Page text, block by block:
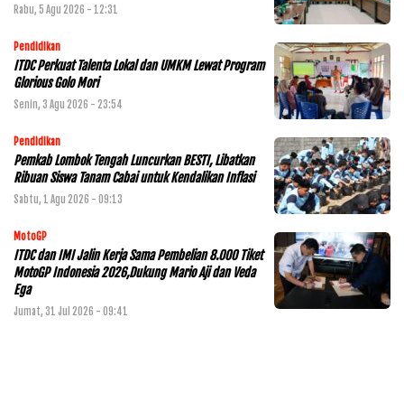
Rabu, 5 Agu 2026 - 12:31
Pendidikan
ITDC Perkuat Talenta Lokal dan UMKM Lewat Program
Glorious Golo Mori
Senin, 3 Agu 2026 - 23:54
Pendidikan
Pemkab Lombok Tengah Luncurkan BESTI, Libatkan
Ribuan Siswa Tanam Cabai untuk Kendalikan Inflasi
Sabtu, 1 Agu 2026 - 09:13
MotoGP
ITDC dan IMI Jalin Kerja Sama Pembelian 8.000 Tiket
MotoGP Indonesia 2026,Dukung Mario Aji dan Veda
Ega
Jumat, 31 Jul 2026 - 09:41